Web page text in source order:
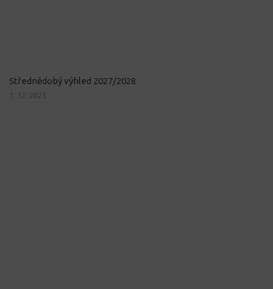
Střednědobý výhled 2027/2028
1. 12. 2025